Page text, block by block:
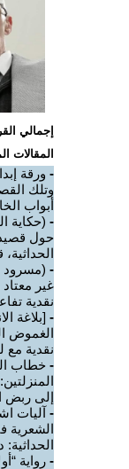
إجمالي
المقالات
- ورقة
وتلك
أبواب
- (حكاية
حول
- (مسرود
غير
نقدية
- [بلاغة
الغموض
نقدية
- خطاب
إلى ربض
- آليات
الشعرية
- رواية